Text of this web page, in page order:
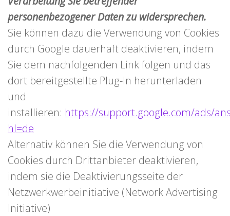
personenbezogener Daten zu widersprechen.
Sie können dazu die Verwendung von Cookies
durch Google dauerhaft deaktivieren, indem
Sie dem nachfolgenden Link folgen und das
dort bereitgestellte Plug-In herunterladen
und
installieren: https://support.google.com/ads/
hl=de
Alternativ können Sie die Verwendung von
Cookies durch Drittanbieter deaktivieren,
indem sie die Deaktivierungsseite der
Netzwerkwerbeinitiative (Network Advertising
Initiative)